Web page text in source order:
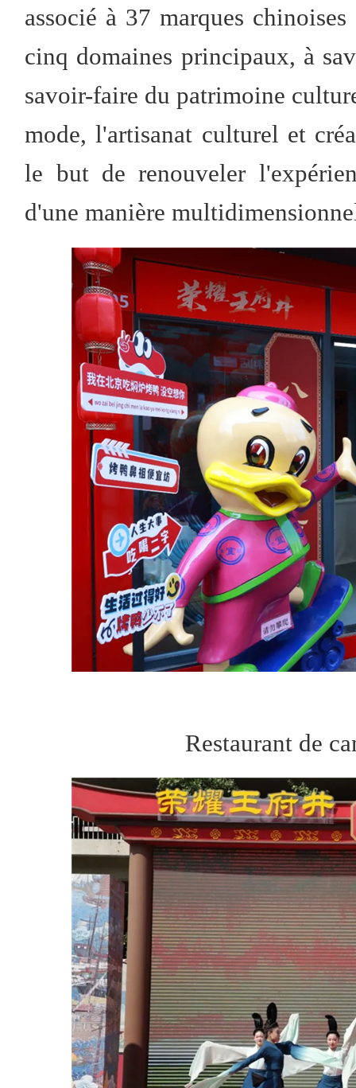
associé à 37 marques
cinq domaines principaux, à
savoir-faire du patrimoine
mode, l'artisanat culturel et
le but de renouveler
d'une manière
Restaurant de